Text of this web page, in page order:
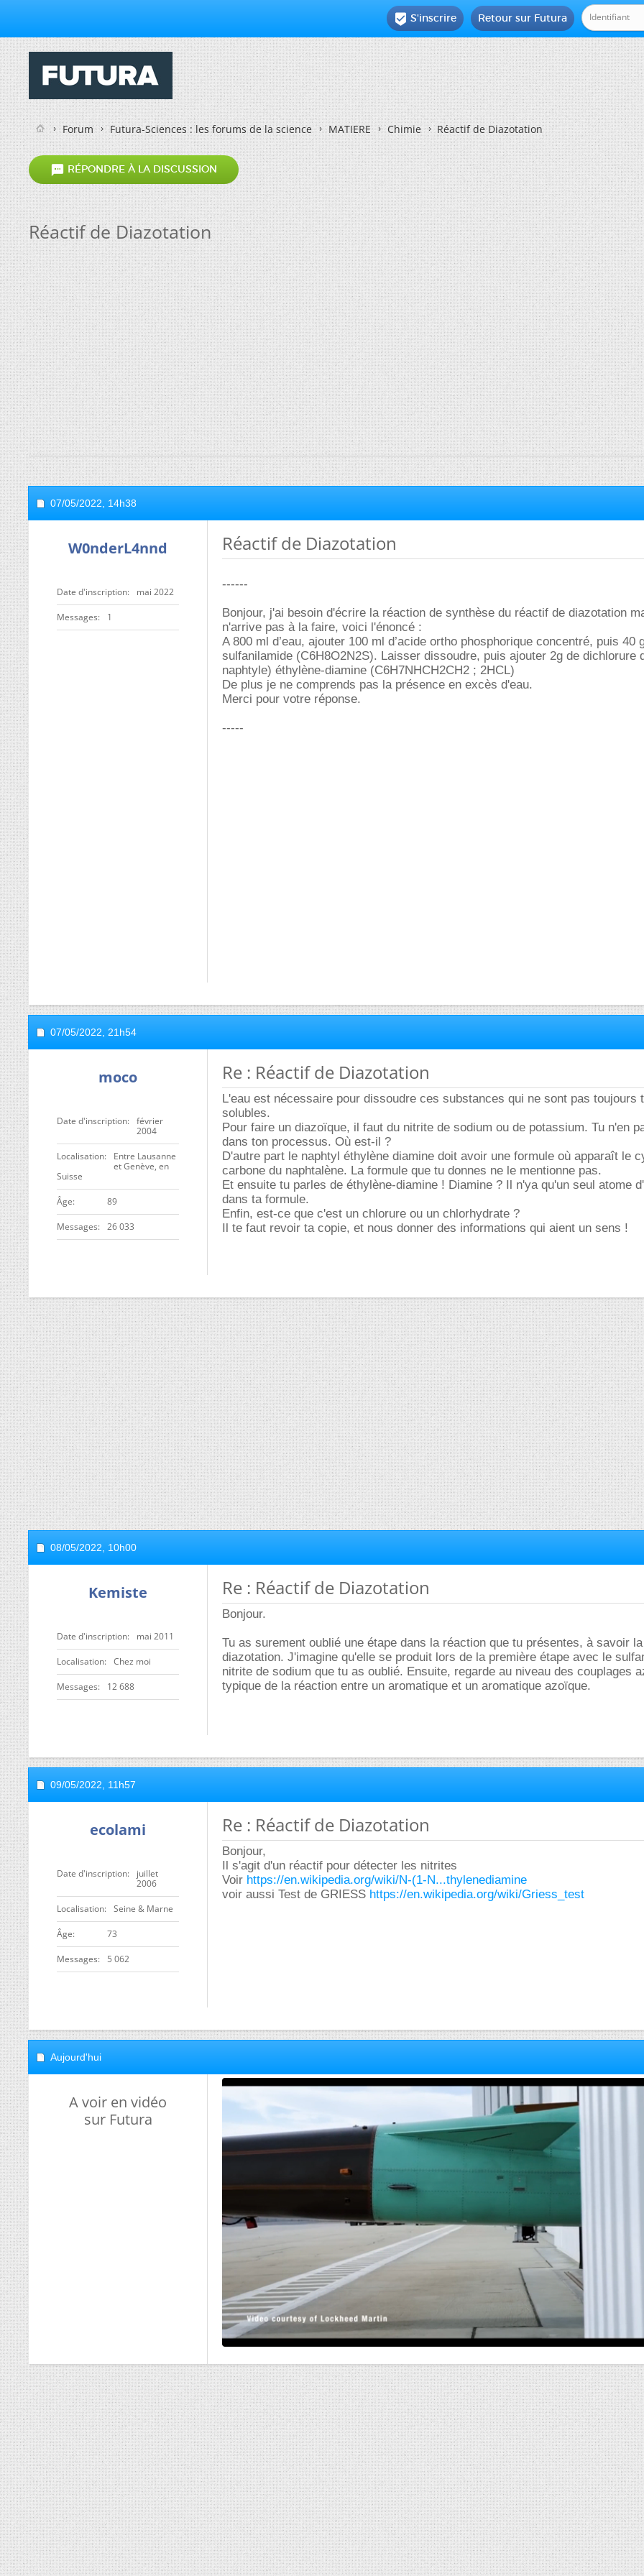
Retour sur Futura
 S'inscrire
Forum Futura-Sciences : les forums de la science MATIERE Chimie Réactif de Diazotation
 RÉPONDRE À LA DISCUSSION
Réactif de Diazotation
07/05/2022, 14h38
W0nderL4nnd
Date d'inscription mai 2022
Messages 1
Réactif de Diazotation
------
Bonjour, j'ai besoin d'écrire la réaction de synthèse du réactif de diazotation
n'arrive pas à la faire, voici l'énoncé :
A 800 ml d’eau, ajouter 100 ml d’acide ortho phosphorique concentré, puis 40
sulfanilamide (C6H8O2N2S). Laisser dissoudre, puis ajouter 2g de dichlorure
naphtyle) éthylène-diamine (C6H7NHCH2CH2 ; 2HCL)
De plus je ne comprends pas la présence en excès d'eau.
Merci pour votre réponse.
-----
07/05/2022, 21h54
moco
Date d'inscription
février
2004
Localisation
Entre Lausanne
et Genève, en
Suisse
ge 89
Messages 26 033
Re : Réactif de Diazotation
L'eau est nécessaire pour dissoudre ces substances qui ne sont pas toujours
solubles.
Pour faire un diazoïque, il faut du nitrite de sodium ou de potassium. Tu n'en
dans ton processus. Où est-il ?
D'autre part le naphtyl éthylène diamine doit avoir une formule où apparaît le
carbone du naphtalène. La formule que tu donnes ne le mentionne pas.
Et ensuite tu parles de éthylène-diamine ! Diamine ? Il n'ya qu'un seul atome
dans ta formule.
Enfin, est-ce que c'est un chlorure ou un chlorhydrate ?
Il te faut revoir ta copie, et nous donner des informations qui aient un sens !
08/05/2022, 10h00
Kemiste
Date d'inscription mai 2011
Localisation Chez moi
Messages 12 688
Re : Réactif de Diazotation
Bonjour.
Tu as surement oublié une étape dans la réaction que tu présentes, à savoir la
diazotation. J'imagine qu'elle se produit lors de la première étape avec le
nitrite de sodium que tu as oublié. Ensuite, regarde au niveau des couplages
typique de la réaction entre un aromatique et un aromatique azoïque.
09/05/2022, 11h57
ecolami
Date d'inscription
juillet
2006
Localisation Seine & Marne
ge 73
Messages 5 062
Re : Réactif de Diazotation
Bonjour,
Il s'agit d'un réactif pour détecter les nitrites
Voir https://en.wikipedia.org/wiki/N-(1-N...thylenediamine
voir aussi Test de GRIESS https://en.wikipedia.org/wiki/Griess_test
Aujourd'hui
A voir en vidéo
sur Futura